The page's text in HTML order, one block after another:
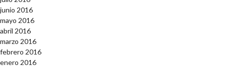
junio 2016
mayo 2016
abril 2016
marzo 2016
febrero 2016
enero 2016